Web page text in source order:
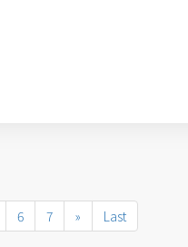
6 7 » Last